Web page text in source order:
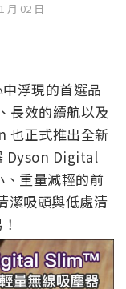
月 02 日
浮現的首選品
長效的續航以及
也正式推出全新
Dyson Digital
重量減輕的前
潔吸頭與低處清